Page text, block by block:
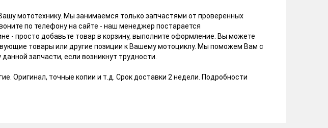
мототехнику. Мы занимаемся только запчастями от проверенных
по телефону на сайте - наш менеджер постарается
- просто добавьте товар в корзину, выполните оформление. Вы можете
товары или другие позиции к Вашему мотоциклу. Мы поможем Вам с
запчасти, если возникнут трудности.
Оригинал, точные копии и т.д. Срок доставки 2 недели. Подробности